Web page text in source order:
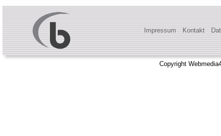
Impressum Kontakt
Copyright